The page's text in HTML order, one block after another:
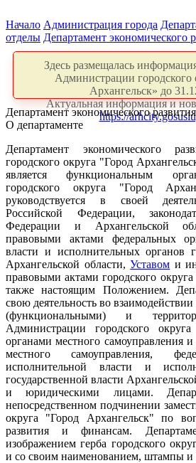
Начало Администрация города
отделы Департамент экономического
Здесь размещалась
Администрации городского
Архангельск» до
Актуальная информация и
https://
Департамент экономического развития
О департаменте
Департамент экономического
городского округа "Город
является функциональным
городского округа "Город
руководствуется в своей
Российской Федерации,
Федерации и Архангельской
правовыми актами федеральных
власти и исполнительных органов
Архангельской области,Уставом и
правовыми актами городского
также настоящим Положением.
свою деятельность во
(функциональными) и
Администрации городского
органами местного самоуправления
местного самоуправления,
исполнительной власти и
государственной власти
и юридическими лицами.
непосредственном подчинении
округа "Город Архангельск" по
развития и финансам.
изображением герба городского
и со своим наименованием, штампы и